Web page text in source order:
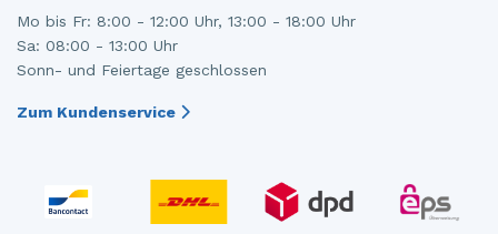
Mo bis Fr: 8:00 - 12:00 Uhr, 13:00 - 18:00 Uhr
Sa: 08:00 - 13:00 Uhr
Sonn- und Feiertage geschlossen
Zum Kundenservice